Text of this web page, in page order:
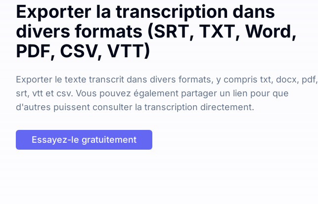
Exporter la transcription dans
divers formats (SRT, TXT, Word,
PDF, CSV, VTT)
Exporter le texte transcrit dans divers formats, y compris txt, docx, pdf,
srt, vtt et csv. Vous pouvez également partager un lien pour que
d'autres puissent consulter la transcription directement.
Essayez-le gratuitement